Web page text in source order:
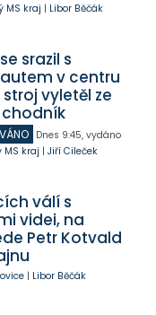
MS kraj | Libor Běčák
srazil s
v centru
vyletěl ze
Dnes 9:45, vydáno
MS kraj | Jiří Cileček
válí s
videi, na
Petr Kotvald
| Libor Běčák